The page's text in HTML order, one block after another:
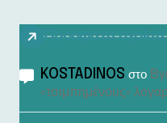
Πρόσφατα σχόλια
KOSTADINOS στο
«τσιμπημένους»